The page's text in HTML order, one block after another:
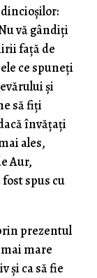
vă gândiți
față de
ce spuneți
și
să fiți
învățați
ales,
Aur,
spus cu
prezentul
mare
și ca să fie